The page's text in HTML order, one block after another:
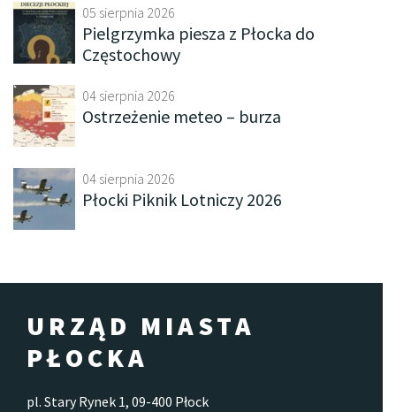
05 sierpnia 2026
Pielgrzymka piesza z Płocka do
Częstochowy
04 sierpnia 2026
Ostrzeżenie meteo – burza
04 sierpnia 2026
Płocki Piknik Lotniczy 2026
URZĄD MIASTA
PŁOCKA
pl. Stary Rynek 1, 09-400 Płock